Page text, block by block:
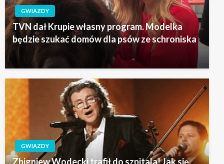
GWIAZDY
TVN dał Krupie własny program. Modelka
będzie szukać domów dla psów ze schroniska
GWIAZDY
Zbigniew Wodecki trafił do szpitala! Jak się